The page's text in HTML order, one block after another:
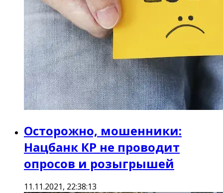
Осторожно, мошенники:
Нацбанк КР не проводит
опросов и розыгрышей
11.11.2021, 22:38:13